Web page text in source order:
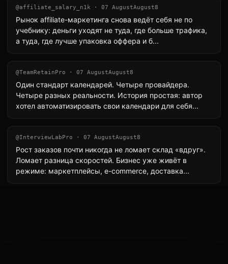
@affiliate_salary_n1k · 07 AugustAugust8
Рынок affiliate-маркетинга снова ведёт себя не по
учебнику: деньги уходят не туда, где больше трафика,
а туда, где лучше упаковка оффера и б...
@TeamRetainPro · 07 AugustAugust8
Один стандарт календарей. Четыре провайдера.
Четыре разных реальности. История простая: автор
хотел автоматизировать свои календари для себя...
@InterviewLabPro · 07 AugustAugust8
Рост заказов почти никогда не ломает склад «вдруг».
Ломает разница скоростей. Бизнес уже живёт в
режиме: маркетплейсы, e-commerce, доставка...